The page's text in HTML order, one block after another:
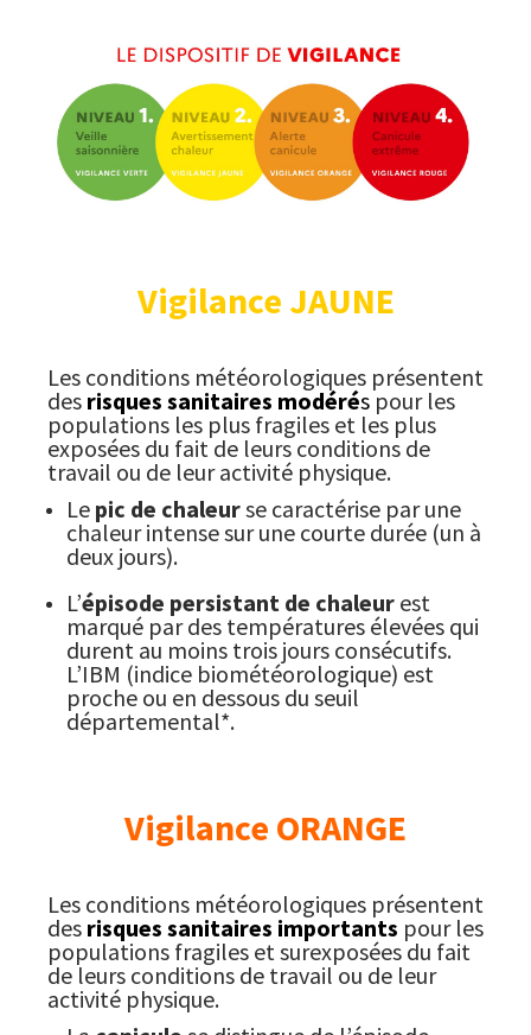
Vigilance JAUNE
Les conditions météorologiques présentent
des risques sanitaires modéréspour les
populations les plus fragiles et les plus
exposées du fait de leurs conditions de
travail ou de leur activité physique.
Le pic de chaleurse caractérise par une
chaleur intense sur une courte durée (un à
deux jours).
L’épisode persistant de chaleur est
marqué par des températures élevées qui
durent au moins trois jours consécutifs.
L’IBM (indice biométéorologique) est
proche ou en dessous du seuil
départemental*.
Vigilance ORANGE
Les conditions météorologiques présentent
des risques sanitaires importants pour les
populations fragiles et surexposées du fait
de leurs conditions de travail ou de leur
activité physique.